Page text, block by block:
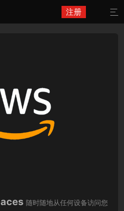
注册 
随时随地从任何设备访问您